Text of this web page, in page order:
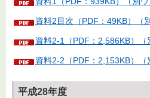
資料2目次（PDF：49KB）（
資料2-1（PDF：2,586KB）（
資料2-2（PDF：2,153KB）（
平成28年度